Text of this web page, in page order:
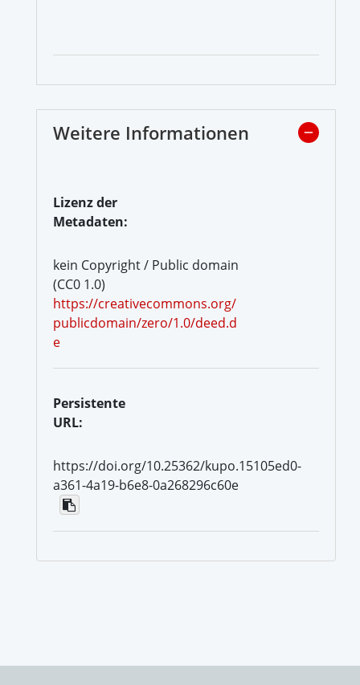
Weitere Informationen
Lizenz der
Metadaten:
kein Copyright / Public domain
(CC0 1.0)
https://creativecommons.org/
publicdomain/zero/1.0/deed.d
e
Persistente
URL:
https://doi.org/10.25362/kupo.15105ed0-
a361-4a19-b6e8-0a268296c60e